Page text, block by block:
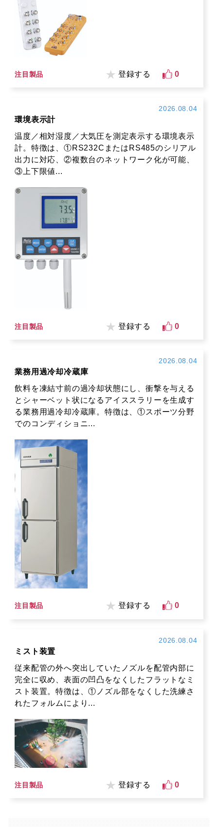
注目製品 登録する 0
2026.08.04
環境表示計
温度／相対湿度／大気圧を測定表示する環境表示
計。特徴は、①RS232CまたはRS485のシリアル
出力に対応、②複数台のネットワーク化が可能、
③上下限値...
注目製品 登録する 0
2026.08.04
業務用過冷却冷蔵庫
飲料を凍結寸前の過冷却状態にし、衝撃を与える
とシャーベット状になるアイススラリーを生成す
る業務用過冷却冷蔵庫。特徴は、①スポーツ分野
でのコンディショニ...
注目製品 登録する 0
2026.08.04
ミスト装置
従来配管の外へ突出していたノズルを配管内部に
完全に収め、表面の凹凸をなくしたフラットなミ
スト装置。特徴は、①ノズル部をなくした洗練さ
れたフォルムにより...
注目製品 登録する 0